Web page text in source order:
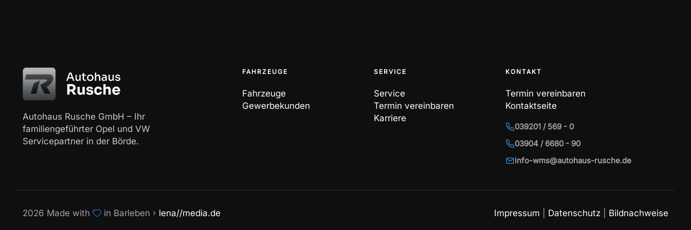
Autohaus Rusche GmbH – Ihr
familiengeführter Opel und VW
Servicepartner in der Börde.
FAHRZEUGE
Fahrzeuge
Gewerbekunden
SERVICE
Service
Termin vereinbaren
Karriere
KONTAKT
Termin vereinbaren
Kontaktseite
039201 / 569 - 0
03904 / 6680 - 90
info-wms@autohaus-rusche.de
2026 Made with in Barleben lena//media.de Impressum Datenschutz Bildnachweise